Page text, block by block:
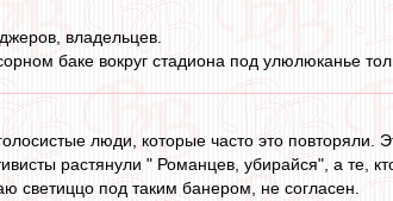
владельцев.
баке вокруг стадиона под улюлюканье
люди, которые часто это повторяли.
растянули " Романцев, убирайся", а те,
светиццо под таким банером, не согласен.